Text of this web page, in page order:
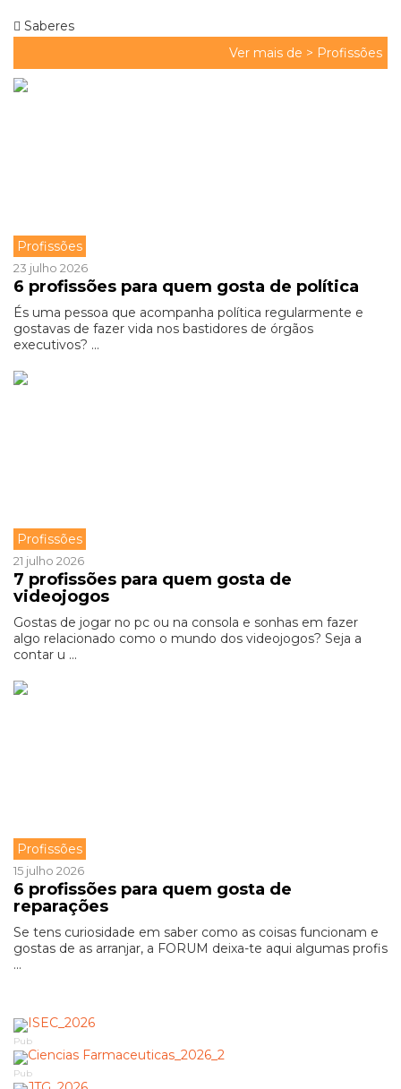
Saberes
Ver mais de > Profissões
Profissões
23 julho 2026
6 profissões para quem gosta de política
És uma pessoa que acompanha política regularmente e
gostavas de fazer vida nos bastidores de órgãos
executivos? ...
Profissões
21 julho 2026
7 profissões para quem gosta de
videojogos
Gostas de jogar no pc ou na consola e sonhas em fazer
algo relacionado como o mundo dos videojogos? Seja a
contar u ...
Profissões
15 julho 2026
6 profissões para quem gosta de
reparações
Se tens curiosidade em saber como as coisas funcionam e
gostas de as arranjar, a FORUM deixa-te aqui algumas profis
...
Pub
Pub